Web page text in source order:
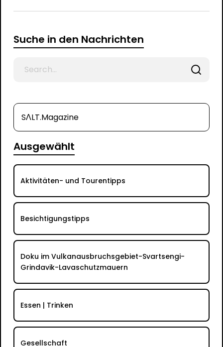
Suche in den Nachrichten
SΛLT.Magazine
Ausgewählt
Aktivitäten- und Tourentipps
Besichtigungstipps
Doku im Vulkanausbruchsgebiet-Svartsengi-
Grindavik-Lavaschutzmauern
Essen | Trinken
Gesellschaft